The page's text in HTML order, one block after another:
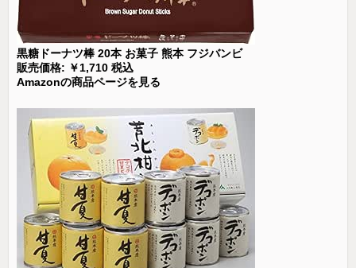
黒糖ドーナツ棒 20本 お菓子 熊本 フジバンビ
販売価格: ￥1,710 税込
Amazonの商品ページを見る